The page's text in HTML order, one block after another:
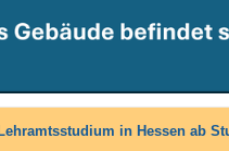
in Hessen ab